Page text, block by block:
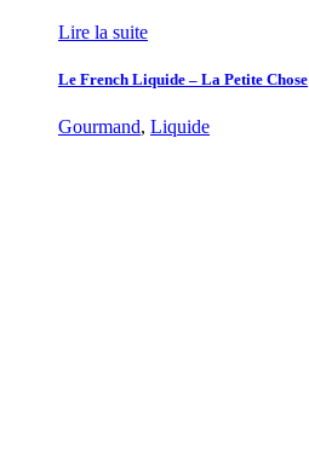
Lire la suite
Le French Liquide – La Petite Chose
Gourmand, Liquide